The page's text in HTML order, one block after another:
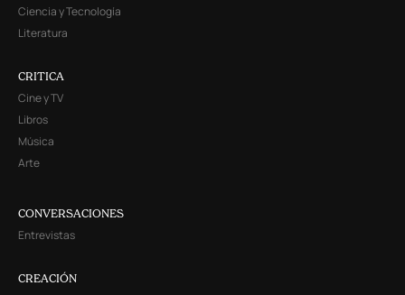
Ciencia y Tecnología
Literatura
CRITICA
Cine y TV
Libros
Música
Arte
CONVERSACIONES
Entrevistas
CREACIÓN